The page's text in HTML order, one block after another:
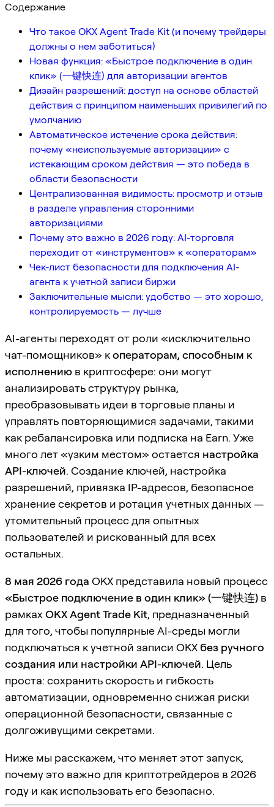
Содержание
Что такое OKX Agent Trade Kit (и почему трейдеры
должны о нем заботиться)
Новая функция: «Быстрое подключение в один
клик» (一键快连) для авторизации агентов
Дизайн разрешений: доступ на основе областей
действия с принципом наименьших привилегий по
умолчанию
Автоматическое истечение срока действия:
почему «неиспользуемые авторизации» с
истекающим сроком действия — это победа в
области безопасности
Централизованная видимость: просмотр и отзыв
в разделе управления сторонними
авторизациями
Почему это важно в 2026 году: AI-торговля
переходит от «инструментов» к «операторам»
Чек-лист безопасности для подключения AI-
агента к учетной записи биржи
Заключительные мысли: удобство — это хорошо,
контролируемость — лучше
AI-агенты переходят от роли «исключительно
чат-помощников» коператорам, способным к
исполнению в криптосфере: они могут
анализировать структуру рынка,
преобразовывать идеи в торговые планы и
управлять повторяющимися задачами, такими
как ребалансировка или подписка на Earn. Уже
много лет «узким местом» остается настройка
API-ключей. Создание ключей, настройка
разрешений, привязка IP-адресов, безопасное
хранение секретов и ротация учетных данных —
утомительный процесс для опытных
пользователей и рискованный для всех
остальных.
8 мая 2026 года OKX представила новый процесс
«Быстрое подключение в один клик» (一键快连) в
рамках OKX Agent Trade Kit, предназначенный
для того, чтобы популярные AI-среды могли
подключаться к учетной записи OKX без ручного
создания или настройки API-ключей. Цель
проста: сохранить скорость и гибкость
автоматизации, одновременно снижая риски
операционной безопасности, связанные с
долгоживущими секретами.
Ниже мы расскажем, что меняет этот запуск,
почему это важно для криптотрейдеров в 2026
году и как использовать его безопасно.